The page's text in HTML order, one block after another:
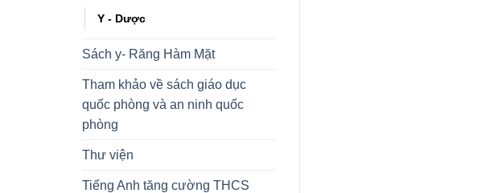
Y - Dược
Sách y- Răng Hàm Mặt
Tham khảo về sách giáo dục
quốc phòng và an ninh quốc
phòng
Thư viện
Tiếng Anh tăng cường THCS